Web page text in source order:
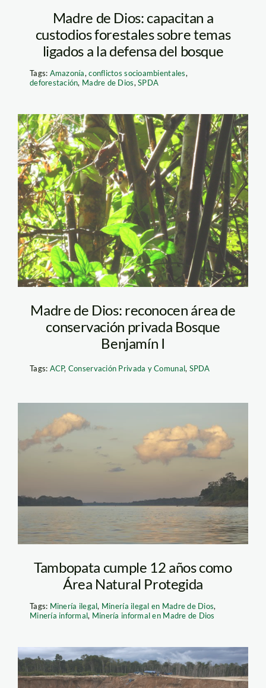
Madre de Dios: capacitan a
custodios forestales sobre temas
ligados a la defensa del bosque
Tags: Amazonía,conflictos socioambientales,
deforestación, Madre de Dios,SPDA
benjamin_eddy_penia
Madre de Dios: reconocen área de
conservación privada Bosque
Benjamín I
Tags: ACP, Conservación Privada y Comunal, SPDA
tambopata_tm
Tambopata cumple 12 años como
Área Natural Protegida
Tags: Minería ilegal, Minería ilegal en Madre de Dios,
Minería informal, Minería informal en Madre de Dios